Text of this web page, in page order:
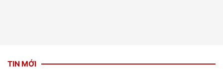
TIN MỚI